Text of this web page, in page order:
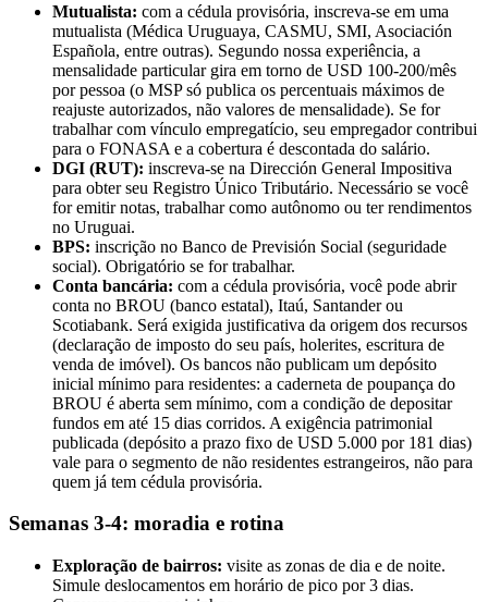
Mutualista: com a cédula provisória, inscreva-se em uma
mutualista (Médica Uruguaya, CASMU, SMI, Asociación
Española, entre outras). Segundo nossa experiência, a
mensalidade particular gira em torno de USD 100-200/mês
por pessoa (o MSP só publica os percentuais máximos de
reajuste autorizados, não valores de mensalidade). Se for
trabalhar com vínculo empregatício, seu empregador contribui
para o FONASA e a cobertura é descontada do salário.
DGI (RUT): inscreva-se na Dirección General Impositiva
para obter seu Registro Único Tributário. Necessário se você
for emitir notas, trabalhar como autônomo ou ter rendimentos
no Uruguai.
BPS: inscrição no Banco de Previsión Social (seguridade
social). Obrigatório se for trabalhar.
Conta bancária: com a cédula provisória, você pode abrir
conta no BROU (banco estatal), Itaú, Santander ou
Scotiabank. Será exigida justificativa da origem dos recursos
(declaração de imposto do seu país, holerites, escritura de
venda de imóvel). Os bancos não publicam um depósito
inicial mínimo para residentes: a caderneta de poupança do
BROU é aberta sem mínimo, com a condição de depositar
fundos em até 15 dias corridos. A exigência patrimonial
publicada (depósito a prazo fixo de USD 5.000 por 181 dias)
vale para o segmento de não residentes estrangeiros, não para
quem já tem cédula provisória.
Semanas 3-4: moradia e rotina
Exploração de bairros: visite as zonas de dia e de noite.
Simule deslocamentos em horário de pico por 3 dias.